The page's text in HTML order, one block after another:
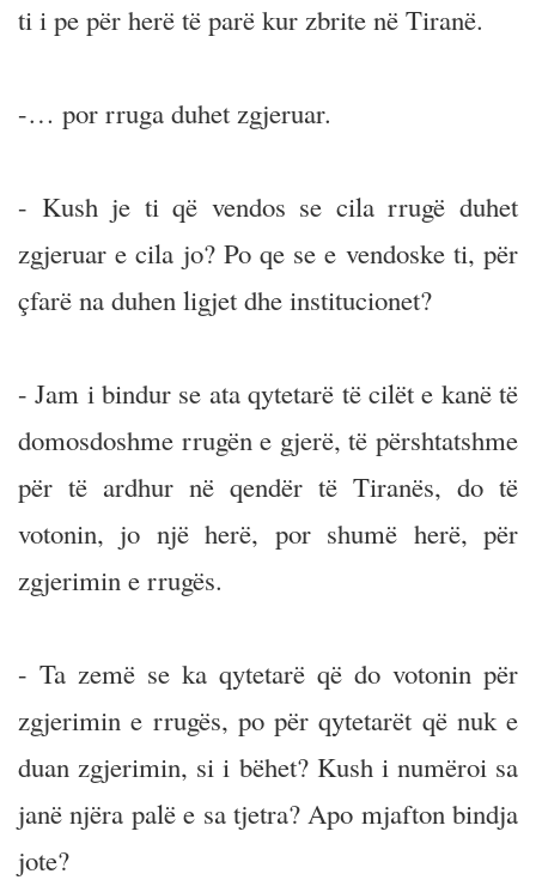
ti i pe për herë të parë kur zbrite në Tiranë.
-… por rruga duhet zgjeruar.
- Kush je ti që vendos se cila rrugë duhet
zgjeruar e cila jo? Po qe se e vendoske ti, për
çfarë na duhen ligjet dhe institucionet?
- Jam i bindur se ata qytetarë të cilët e kanë të
domosdoshme rrugën e gjerë, të përshtatshme
për të ardhur në qendër të Tiranës, do të
votonin, jo një herë, por shumë herë, për
zgjerimin e rrugës.
- Ta zemë se ka qytetarë që do votonin për
zgjerimin e rrugës, po për qytetarët që nuk e
duan zgjerimin, si i bëhet? Kush i numëroi sa
janë njëra palë e sa tjetra? Apo mjafton bindja
jote?